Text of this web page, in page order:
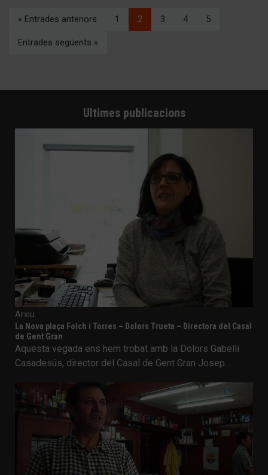
« Entrades anteriors 1 2 3 4 5
Entrades següents »
Ultimes publicacions
Arxiu
La Nova plaça Folch i Torres – Dolors Trueta – Directora del Casal
de Gent Gran
Aquesta vegada ens hem trobat amb la Dolors Gabelli
Casadesús, director del Casal de Gent Gran Josep…